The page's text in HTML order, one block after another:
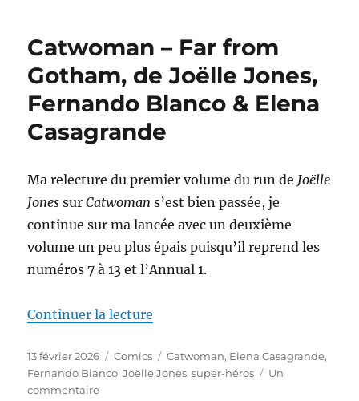
?,
de
Joëlle
Blanco
Catwoman – Far from
Gotham, de Joëlle Jones,
Fernando Blanco & Elena
Casagrande
Ma relecture du premier volume du run de Joëlle
Jones surCatwoman s’est bien passée, je
continue sur ma lancée avec un deuxième
volume un peu plus épais puisqu’il reprend les
numéros 7 à 13 et l’Annual 1.
Continuer la lecture
Publié
le
13 février 2026 Catégories
Comics Étiquettes
Catwoman, Elena Casagrande,
Fernando Blanco,Joëlle Jones,super-héros
Un
commentairesur